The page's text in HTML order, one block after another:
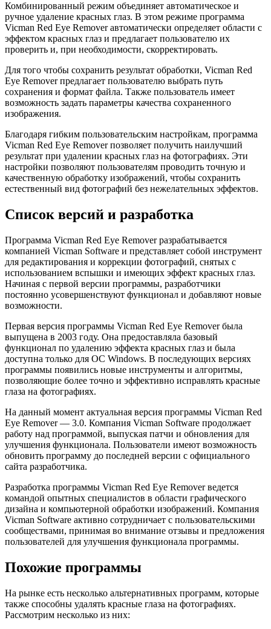
Комбинированный режим объединяет автоматическое и
ручное удаление красных глаз. В этом режиме программа
Vicman Red Eye Remover автоматически определяет области с
эффектом красных глаз и предлагает пользователю их
проверить и, при необходимости, скорректировать.
Для того чтобы сохранить результат обработки, Vicman Red
Eye Remover предлагает пользователю выбрать путь
сохранения и формат файла. Также пользователь имеет
возможность задать параметры качества сохраненного
изображения.
Благодаря гибким пользовательским настройкам, программа
Vicman Red Eye Remover позволяет получить наилучший
результат при удалении красных глаз на фотографиях. Эти
настройки позволяют пользователям проводить точную и
качественную обработку изображений, чтобы сохранить
естественный вид фотографий без нежелательных эффектов.
Список версий и разработка
Программа Vicman Red Eye Remover разрабатывается
компанией Vicman Software и представляет собой инструмент
для редактирования и коррекции фотографий, снятых с
использованием вспышки и имеющих эффект красных глаз.
Начиная с первой версии программы, разработчики
постоянно усовершенствуют функционал и добавляют новые
возможности.
Первая версия программы Vicman Red Eye Remover была
выпущена в 2003 году. Она предоставляла базовый
функционал по удалению эффекта красных глаз и была
доступна только для ОС Windows. В последующих версиях
программы появились новые инструменты и алгоритмы,
позволяющие более точно и эффективно исправлять красные
глаза на фотографиях.
На данный момент актуальная версия программы Vicman Red
Eye Remover — 3.0. Компания Vicman Software продолжает
работу над программой, выпуская патчи и обновления для
улучшения функционала. Пользователи имеют возможность
обновить программу до последней версии с официального
сайта разработчика.
Разработка программы Vicman Red Eye Remover ведется
командой опытных специалистов в области графического
дизайна и компьютерной обработки изображений. Компания
Vicman Software активно сотрудничает с пользовательскими
сообществами, принимая во внимание отзывы и предложения
пользователей для улучшения функционала программы.
Похожие программы
На рынке есть несколько альтернативных программ, которые
также способны удалять красные глаза на фотографиях.
Рассмотрим несколько из них: